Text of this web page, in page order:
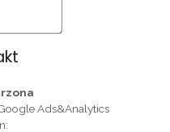
Ads&Analytics